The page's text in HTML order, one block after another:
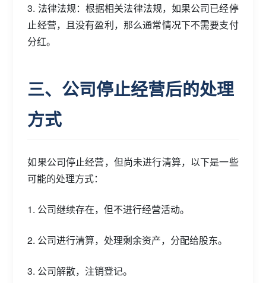
3. 法律法规：根据相关法律法规，如果公司已经停
止经营，且没有盈利，那么通常情况下不需要支付
分红。
三、公司停止经营后的处理
方式
如果公司停止经营，但尚未进行清算，以下是一些
可能的处理方式：
1. 公司继续存在，但不进行经营活动。
2. 公司进行清算，处理剩余资产，分配给股东。
3. 公司解散，注销登记。